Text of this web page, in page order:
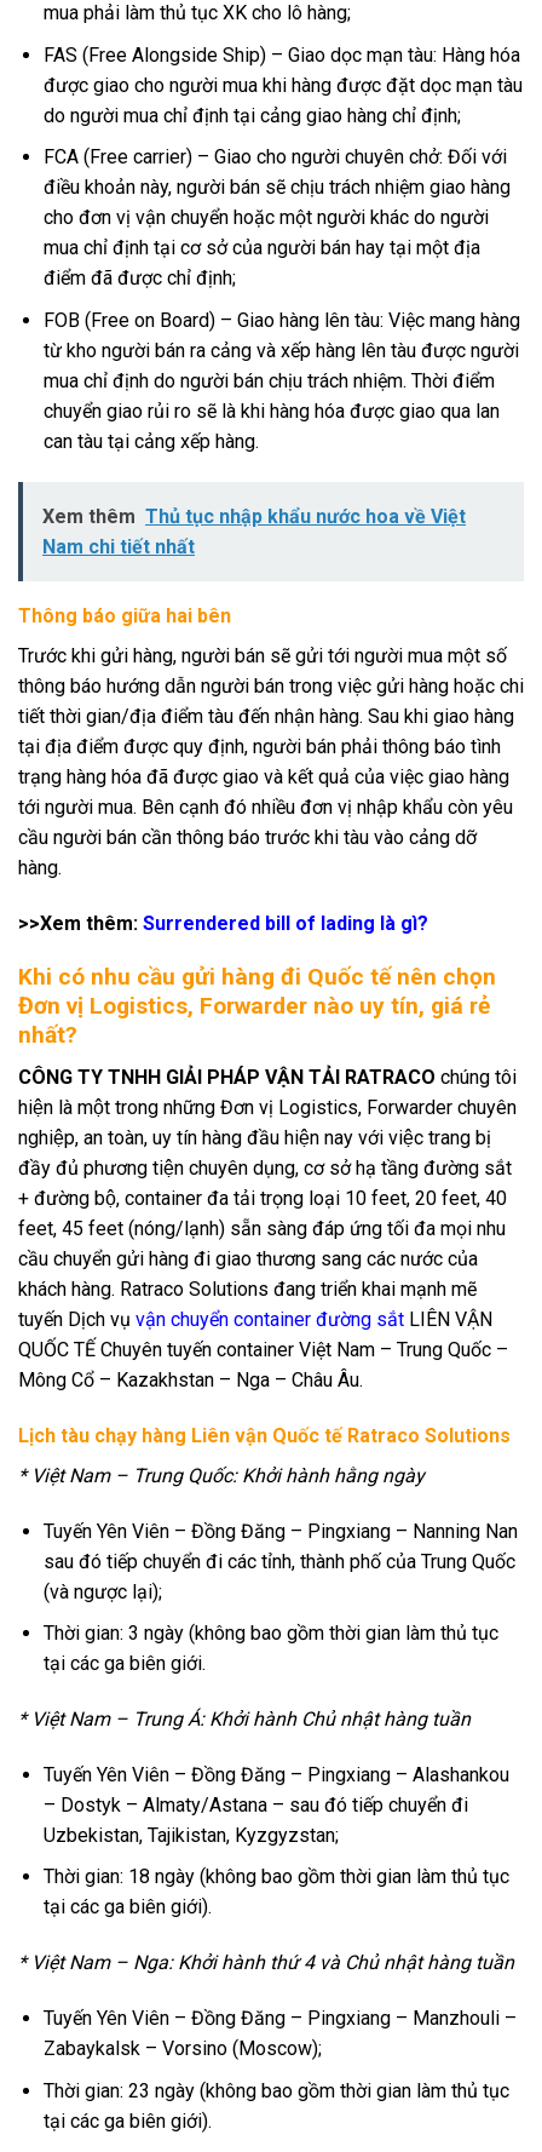
mua phải làm thủ tục XK cho lô hàng;
FAS (Free Alongside Ship) – Giao dọc mạn tàu: Hàng hóa
được giao cho người mua khi hàng được đặt dọc mạn tàu
do người mua chỉ định tại cảng giao hàng chỉ định;
FCA (Free carrier) – Giao cho người chuyên chở: Đối với
điều khoản này, người bán sẽ chịu trách nhiệm giao hàng
cho đơn vị vận chuyển hoặc một người khác do người
mua chỉ định tại cơ sở của người bán hay tại một địa
điểm đã được chỉ định;
FOB (Free on Board) – Giao hàng lên tàu: Việc mang hàng
từ kho người bán ra cảng và xếp hàng lên tàu được người
mua chỉ định do người bán chịu trách nhiệm. Thời điểm
chuyển giao rủi ro sẽ là khi hàng hóa được giao qua lan
can tàu tại cảng xếp hàng.
Xem thêm Thủ tục nhập khẩu nước hoa về Việt
Nam chi tiết nhất
Thông báo giữa hai bên
Trước khi gửi hàng, người bán sẽ gửi tới người mua một số
thông báo hướng dẫn người bán trong việc gửi hàng hoặc chi
tiết thời gian/địa điểm tàu đến nhận hàng. Sau khi giao hàng
tại địa điểm được quy định, người bán phải thông báo tình
trạng hàng hóa đã được giao và kết quả của việc giao hàng
tới người mua. Bên cạnh đó nhiều đơn vị nhập khẩu còn yêu
cầu người bán cần thông báo trước khi tàu vào cảng dỡ
hàng.
>>Xem thêm: Surrendered bill of lading là gì?
Khi có nhu cầu gửi hàng đi Quốc tế nên chọn
Đơn vị Logistics, Forwarder nào uy tín, giá rẻ
nhất?
CÔNG TY TNHH GIẢI PHÁP VẬN TẢI RATRACO chúng tôi
hiện là một trong những Đơn vị Logistics, Forwarder chuyên
nghiệp, an toàn, uy tín hàng đầu hiện nay với việc trang bị
đầy đủ phương tiện chuyên dụng, cơ sở hạ tầng đường sắt
+ đường bộ, container đa tải trọng loại 10 feet, 20 feet, 40
feet, 45 feet (nóng/lạnh) sẵn sàng đáp ứng tối đa mọi nhu
cầu chuyển gửi hàng đi giao thương sang các nước của
khách hàng. Ratraco Solutions đang triển khai mạnh mẽ
tuyến Dịch vụ vận chuyển container đường sắt LIÊN VẬN
QUỐC TẾ Chuyên tuyến container Việt Nam – Trung Quốc –
Mông Cổ – Kazakhstan – Nga – Châu Âu.
Lịch tàu chạy hàng Liên vận Quốc tế Ratraco Solutions
* Việt Nam – Trung Quốc: Khởi hành hằng ngày
Tuyến Yên Viên – Đồng Đăng – Pingxiang – Nanning Nan
sau đó tiếp chuyển đi các tỉnh, thành phố của Trung Quốc
(và ngược lại);
Thời gian: 3 ngày (không bao gồm thời gian làm thủ tục
tại các ga biên giới.
* Việt Nam – Trung Á: Khởi hành Chủ nhật hàng tuần
Tuyến Yên Viên – Đồng Đăng – Pingxiang – Alashankou
– Dostyk – Almaty/Astana – sau đó tiếp chuyển đi
Uzbekistan, Tajikistan, Kyzgyzstan;
Thời gian: 18 ngày (không bao gồm thời gian làm thủ tục
tại các ga biên giới).
* Việt Nam – Nga: Khởi hành thứ 4 và Chủ nhật hàng tuần
Tuyến Yên Viên – Đồng Đăng – Pingxiang – Manzhouli –
Zabaykalsk – Vorsino (Moscow);
Thời gian: 23 ngày (không bao gồm thời gian làm thủ tục
tại các ga biên giới).